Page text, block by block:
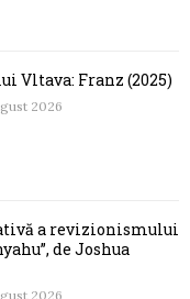
Vltava: Franz (2025)
2026
a revizionismului
de Joshua
2026